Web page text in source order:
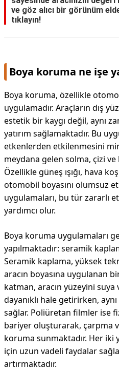
ve göz alıcı bir görünüm
tıklayın!
Boya koruma ne işe
Boya koruma, özellikle
uygulamadır. Araçların dış
estetik bir kaygı değil, aynı
yatırım sağlamaktadır. Bu
etkenlerden etkilenmesini
meydana gelen solma, çizi
Özellikle güneş ışığı, hava
otomobil boyasını olumsuz
uygulamaları, bu tür zararlı
yardımcı olur.
Boya koruma uygulamaları
yapılmaktadır: seramik
Seramik kaplama, yüksek
aracın boyasına uygulanan
katman, aracın yüzeyini suya
dayanıklı hale getirirken,
sağlar. Poliüretan filmler ise
bariyer oluşturarak, çarpma
koruma sunmaktadır. Her iki
için uzun vadeli faydalar
artırmaktadır.